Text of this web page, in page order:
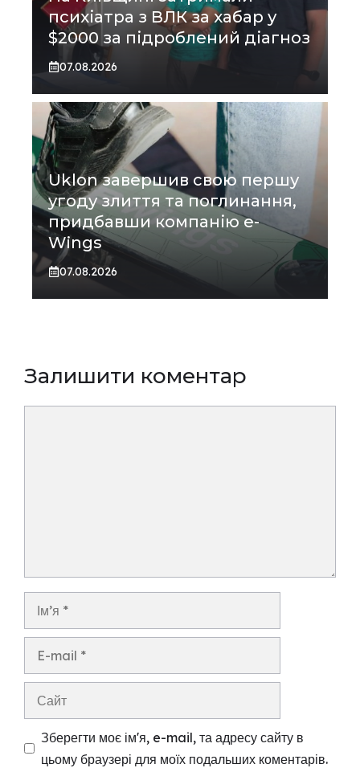
психіатра з ВЛК за хабар у
$2000 за підроблений діагноз
07.08.2026
Uklon завершив свою першу
угоду злиття та поглинання,
придбавши компанію e-
Wings
07.08.2026
Залишити коментар
Зберегти моє ім'я, e-mail, та адресу сайту в
цьому браузері для моїх подальших коментарів.